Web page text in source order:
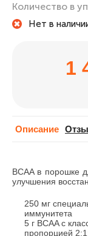
Количество в
Нет в
1
Описание
BCAA в порошке
улучшения
250 мг
иммунитета
5 г BCAA с
пропорцией